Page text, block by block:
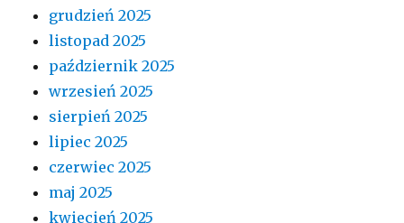
grudzień 2025
listopad 2025
październik 2025
wrzesień 2025
sierpień 2025
lipiec 2025
czerwiec 2025
maj 2025
kwiecień 2025